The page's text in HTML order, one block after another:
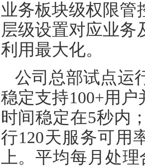
业务板块级权限管
层级设置对应业务
利用最大化。
公司总部试点运
稳定支持100+用
时间稳定在5秒内
行120天服务可用
上。平均每月处